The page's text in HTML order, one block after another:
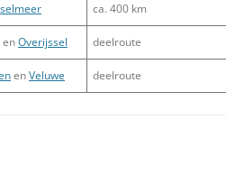
ca. 400 km
enOverijssel deelroute
enVeluwe deelroute